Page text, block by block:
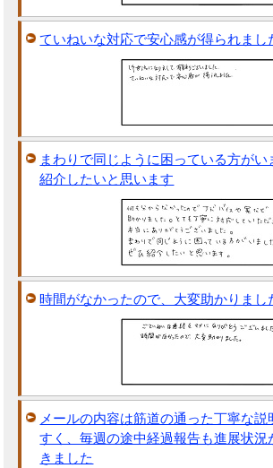
ていねいな対応で安心感が得られまし
まわりで同じように困っている方がい
紹介したいと思います
時間がなかったので、大変助かりまし
メールの内容は筋道の通った丁寧な説
すく、毎週の途中経過報告も進展状況
きました